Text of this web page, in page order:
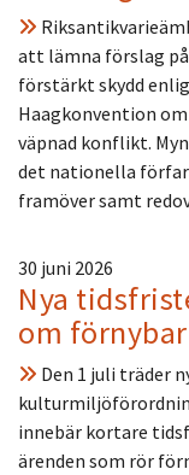
att lämna förslag
förstärkt skydd
Haagkonvention
väpnad konflikt.
det nationella
framöver samt
30 juni 2026
Nya
om
Den 1 juli träder
innebär kortare
ärenden som rör